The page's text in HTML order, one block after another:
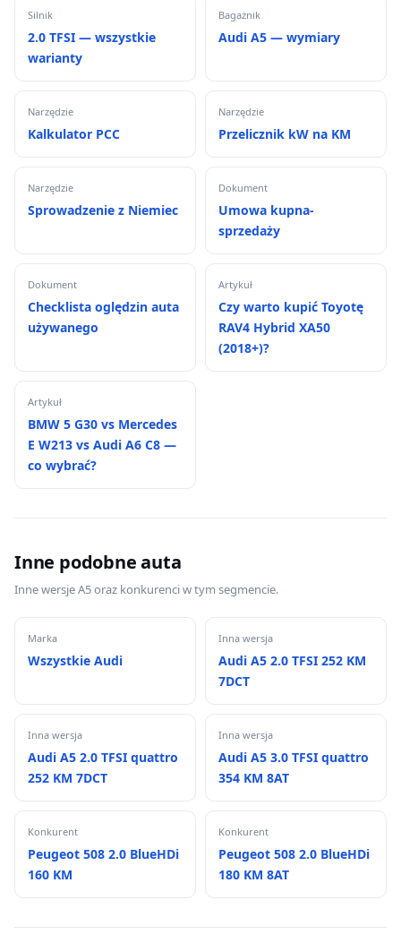
Silnik
2.0 TFSI — wszystkie
warianty
Bagażnik
Audi A5 — wymiary
Narzędzie
Kalkulator PCC
Narzędzie
Przelicznik kW na KM
Narzędzie
Sprowadzenie z Niemiec
Dokument
Umowa kupna-
sprzedaży
Dokument
Checklista oględzin auta
używanego
Artykuł
Czy warto kupić Toyotę
RAV4 Hybrid XA50
(2018+)?
Artykuł
BMW 5 G30 vs Mercedes
E W213 vs Audi A6 C8 —
co wybrać?
Inne podobne auta
Inne wersje A5 oraz konkurenci w tym segmencie.
Marka
Wszystkie Audi
Inna wersja
Audi A5 2.0 TFSI 252 KM
7DCT
Inna wersja
Audi A5 2.0 TFSI quattro
252 KM 7DCT
Inna wersja
Audi A5 3.0 TFSI quattro
354 KM 8AT
Konkurent
Peugeot 508 2.0 BlueHDi
160 KM
Konkurent
Peugeot 508 2.0 BlueHDi
180 KM 8AT